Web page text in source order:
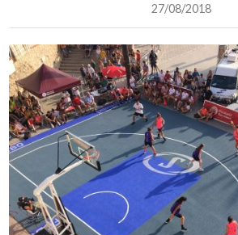
27/08/2018